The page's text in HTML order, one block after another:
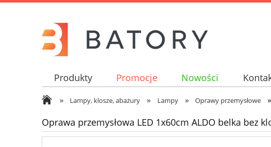
Produkty Promocje Nowości
» Lampy, klosze, abażury » Lampy » Oprawy przemysłowe »
Oprawa przemysłowa LED 1x60cm ALDO belka bez